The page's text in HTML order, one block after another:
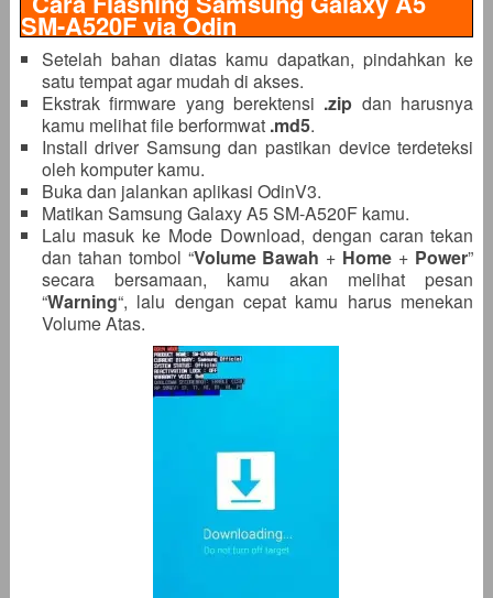
SM-A520F via Odin
Setelah bahan diatas kamu dapatkan, pindahkan ke
satu tempat agar mudah di akses.
Ekstrak firmware yang berektensi .zip dan harusnya
kamu melihat file berformwat .md5.
Install driver Samsung dan pastikan device terdeteksi
oleh komputer kamu.
Buka dan jalankan aplikasi OdinV3.
Matikan Samsung Galaxy A5 SM-A520F kamu.
Lalu masuk ke Mode Download, dengan caran tekan
dan tahan tombol “Volume Bawah + Home + Power”
secara bersamaan, kamu akan melihat pesan
“Warning“, lalu dengan cepat kamu harus menekan
Volume Atas.